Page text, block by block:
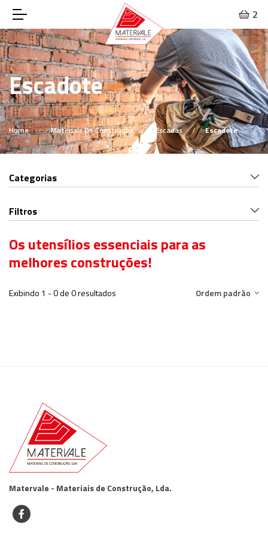
2
Escadote
Home Materiais De Construção Escadas Escadote
Categorias
Filtros
Os utensílios essenciais para as
melhores construções!
Exibindo 1 - 0 de 0 resultados Ordem padrão
Matervale - Materiais de Construção, Lda.